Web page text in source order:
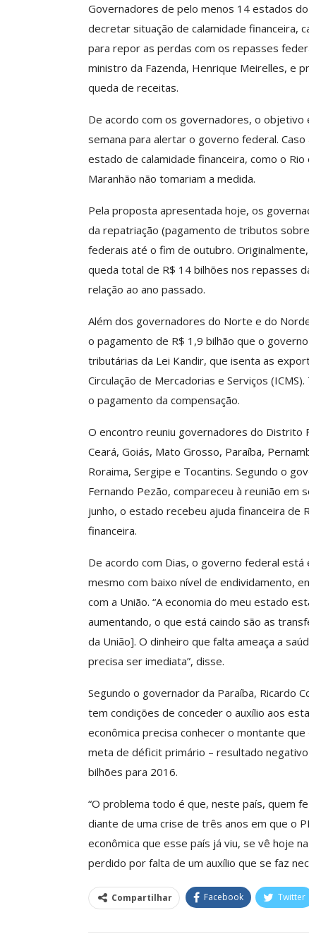
Governadores de pelo menos 14 estados
decretar situação de calamidade financeira,
para repor as perdas com os repasses
ministro da Fazenda, Henrique Meirelles, e
queda de receitas.
De acordo com os governadores, o
semana para alertar o governo federal.
estado de calamidade financeira, como o
Maranhão não tomariam a medida.
Pela proposta apresentada hoje, os
da repatriação (pagamento de tributos
federais até o fim de outubro.
queda total de R$ 14 bilhões nos repasses
relação ao ano passado.
Além dos governadores do Norte e do
o pagamento de R$ 1,9 bilhão que o
tributárias da Lei Kandir, que isenta as
Circulação de Mercadorias e Serviços
o pagamento da compensação.
O encontro reuniu governadores do Distrito
Ceará, Goiás, Mato Grosso, Paraíba,
Roraima, Sergipe e Tocantins. Segundo o
Fernando Pezão, compareceu à reunião
junho, o estado recebeu ajuda financeira de
financeira.
De acordo com Dias, o governo federal
mesmo com baixo nível de endividamento,
com a União. “A economia do meu estado
aumentando, o que está caindo são as
da União]. O dinheiro que falta ameaça a
precisa ser imediata”, disse.
Segundo o governador da Paraíba, Ricardo
tem condições de conceder o auxílio aos
econômica precisa conhecer o montante
meta de déficit primário – resultado
bilhões para 2016.
“O problema todo é que, neste país, quem
diante de uma crise de três anos em que o
econômica que esse país já viu, se vê hoje
perdido por falta de um auxílio que se faz
Compartilhar Facebook Twitter
ASSECOR
“Como Criar
Comunicacao
Clube De
Reúne Dezenas
Idiomas Com
Comunicacao
ASSECOR
Da Mesa
Negociação